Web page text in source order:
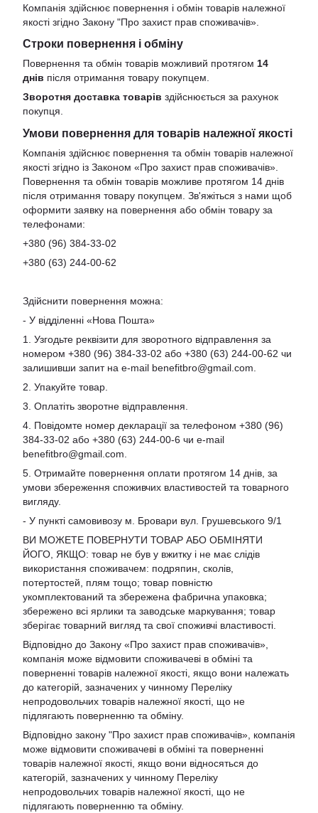
Компанія здійснює повернення і обмін товарів належної
якості згідно Закону "Про захист прав споживачів»
Строки повернення і обміну
Повернення та обмін товарів можливий протягом 14
днів після отримання товару покупцем.
Зворотня доставка товарів здійснюється за рахунок
покупця.
Умови повернення для товарів належної якості
Компанія здійснює повернення та обмін товарів належної
якості згідно із Законом «Про захист прав споживачів».
Повернення та обмін товарів можливе протягом 14 днів
після отримання товару покупцем. Зв'яжіться з нами щоб
оформити заявку на повернення або обмін товару за
телефонами:
+380 (96) 384-33-02
+380 (63) 244-00-62
Здійснити повернення можна:
- У відділенні «Нова Пошта»
1. Узгодьте реквізити для зворотного відправлення за
номером +380 (96) 384-33-02 або +380 (63) 244-00-62 чи
залишивши запит на e-mail benefitbro@gmail.com
2. Упакуйте товар.
3. Оплатіть зворотне відправлення.
4. Повідомте номер декларації за телефоном +380 (96)
384-33-02 або +380 (63) 244-00-6 чи e-mail
benefitbro@gmail.com
5. Отримайте повернення оплати протягом 14 днів, за
умови збереження споживчих властивостей та товарного
вигляду.
- У пункті самовивозу м. Бровари вул. Грушевського 9/1
ВИ МОЖЕТЕ ПОВЕРНУТИ ТОВАР АБО ОБМІНЯТИ
ЙОГО, ЯКЩО: товар не був у вжитку і не має слідів
використання споживачем: подряпин, сколів,
потертостей, плям тощо; товар повністю
укомплектований та збережена фабрична упаковка;
збережено всі ярлики та заводське маркування; товар
зберігає товарний вигляд та свої споживчі властивості.
Відповідно до Закону «Про захист прав споживачів»,
компанія може відмовити споживачеві в обміні та
поверненні товарів належної якості, якщо вони належать
до категорій, зазначених у чинному Переліку
непродовольчих товарів належної якості, що не
підлягають поверненню та обміну.
Відповідно закону "Про захист прав споживачів» , компанія
може відмовити споживачеві в обміні та поверненні
товарів належної якості, якщо вони відносяться до
категорій, зазначених у чинному Переліку
непродовольчих товарів належної якості, що не
підлягають поверненню та обміну.